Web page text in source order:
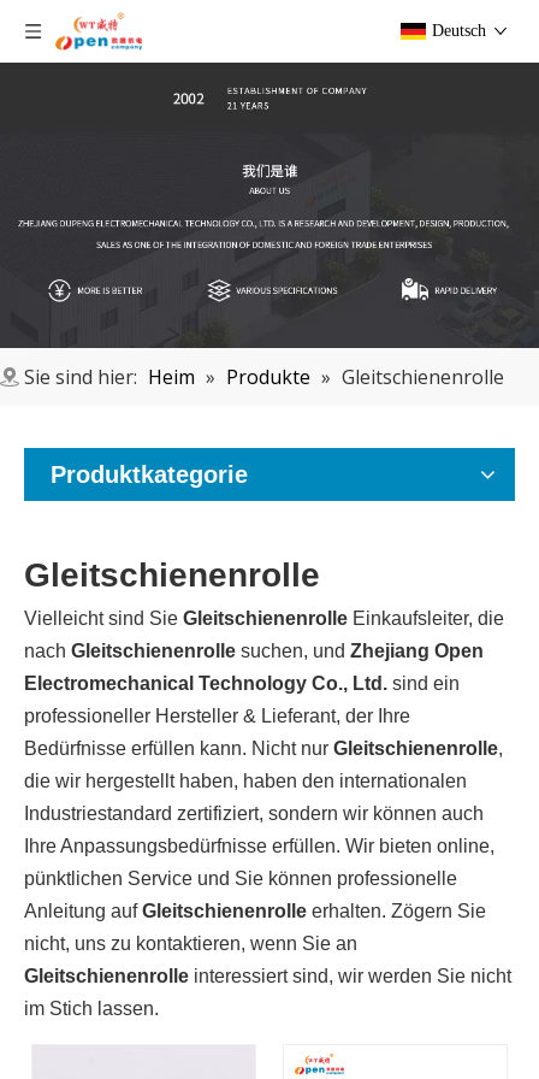
Deutsch
Sie sind hier: Heim » Produkte » Gleitschienenrolle
Produktkategorie
Gleitschienenrolle
Vielleicht sind Sie Gleitschienenrolle Einkaufsleiter, die
nach Gleitschienenrolle suchen, und Zhejiang Open
Electromechanical Technology Co., Ltd. sind ein
professioneller Hersteller & Lieferant, der Ihre
Bedürfnisse erfüllen kann. Nicht nur Gleitschienenrolle,
die wir hergestellt haben, haben den internationalen
Industriestandard zertifiziert, sondern wir können auch
Ihre Anpassungsbedürfnisse erfüllen. Wir bieten online,
pünktlichen Service und Sie können professionelle
Anleitung aufGleitschienenrolle erhalten. Zögern Sie
nicht, uns zu kontaktieren, wenn Sie an
Gleitschienenrolle interessiert sind, wir werden Sie nicht
im Stich lassen.